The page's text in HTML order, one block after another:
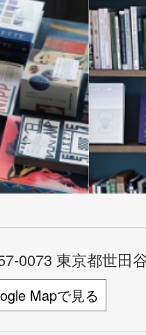
0073 東京都世田
Mapで見る